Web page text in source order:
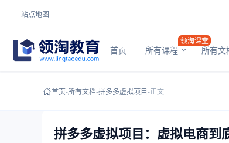
站点地图
首页 所有课程
领淘课堂
所有文
首页-所有文档-拼多多虚拟项目-正文
拼多多虚拟项目：虚拟电商到